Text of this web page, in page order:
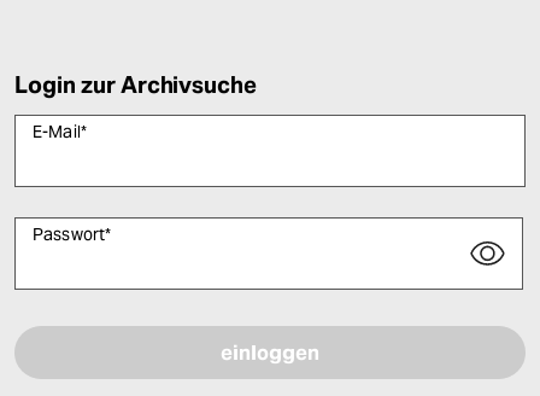
Login zur Archivsuche
E-Mail*
Passwort*